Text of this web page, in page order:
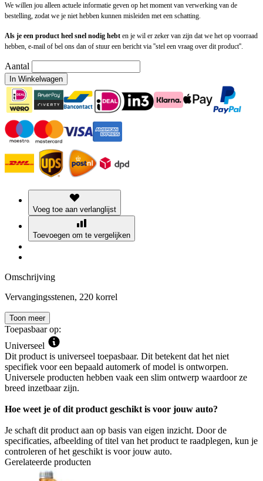
We willen jou alleen actuele informatie geven op het moment van verwerking van de
bestelling, zodat we je niet hebben kunnen misleiden met een schatting.
Als je een product heel snel nodig hebt en je wil er zeker van zijn dat we het op voorraad
hebben, e-mail of bel ons dan of stuur een bericht via ''stel een vraag over dit product''.
Aantal
In Winkelwagen
Voeg toe aan verlanglijst
Toevoegen om te vergelijken
Omschrijving
Vervangingsstenen, 220 korrel
Toon meer
Toepasbaar op:
Universeel
Dit product is universeel toepasbaar. Dit betekent dat het niet
specifiek voor een bepaald automerk of model is ontworpen.
Universele producten hebben vaak een slim ontwerp waardoor ze
breed inzetbaar zijn.
Hoe weet je of dit product geschikt is voor jouw auto?
Je schaft dit product aan op basis van eigen inzicht. Door de
specificaties, afbeelding of titel van het product te raadplegen, kun je
controleren of het geschikt is voor jouw auto.
Gerelateerde producten